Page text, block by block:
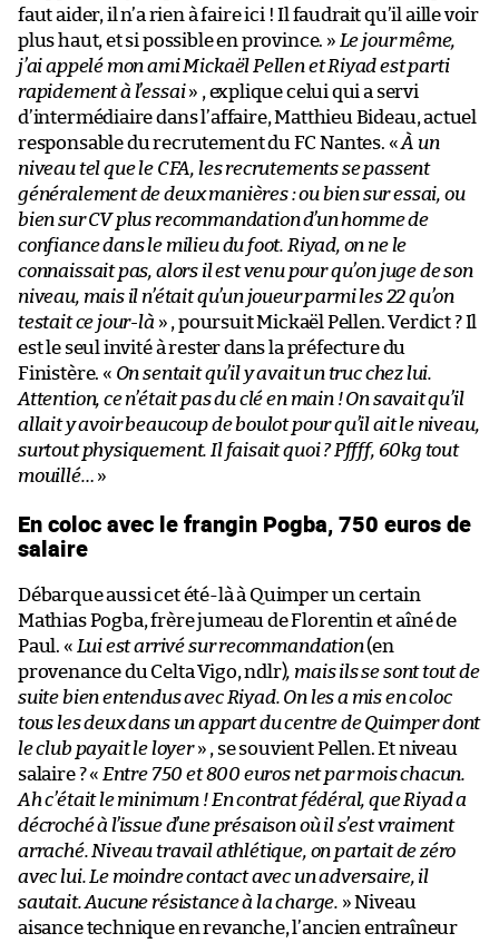
faut aider, il n’a rien à faire ici ! Il faudrait qu’il aille voir
plus haut, et si possible en province. » Le jour même,
j’ai appelé mon ami Mickaël Pellen et Riyad est parti
rapidement à l’essai» , explique celui qui a servi
d’intermédiaire dans l’affaire, Matthieu Bideau, actuel
responsable du recrutement du FC Nantes. «À un
niveau tel que le CFA, les recrutements se passent
généralement de deux manières : ou bien sur essai, ou
bien sur CV plus recommandation d’un homme de
confiance dans le milieu du foot. Riyad, on ne le
connaissait pas, alors il est venu pour qu’on juge de son
niveau, mais il n’était qu’un joueur parmi les 22 qu’on
testait ce jour-là » , poursuit Mickaël Pellen. Verdict ? Il
est le seul invité à rester dans la préfecture du
Finistère. « On sentait qu’il y avait un truc chez lui.
Attention, ce n’était pas du clé en main ! On savait qu’il
allait y avoir beaucoup de boulot pour qu’il ait le niveau,
surtout physiquement. Il faisait quoi ? Pffff, 60kg tout
mouillé… »
En coloc avec le frangin Pogba, 750 euros de
salaire
Débarque aussi cet été-là à Quimper un certain
Mathias Pogba, frère jumeau de Florentin et aîné de
Paul. « Lui est arrivé sur recommandation(en
provenance du Celta Vigo, ndlr), mais ils se sont tout de
suite bien entendus avec Riyad. On les a mis en coloc
tous les deux dans un appart du centre de Quimper dont
le club payait le loyer» , se souvient Pellen. Et niveau
salaire ? « Entre 750 et 800 euros net par mois chacun.
Ah c’était le minimum ! En contrat fédéral, que Riyad a
décroché à l’issue d’une présaison où il s’est vraiment
arraché. Niveau travail athlétique, on partait de zéro
avec lui. Le moindre contact avec un adversaire, il
sautait. Aucune résistance à la charge. » Niveau
aisance technique en revanche, l’ancien entraîneur